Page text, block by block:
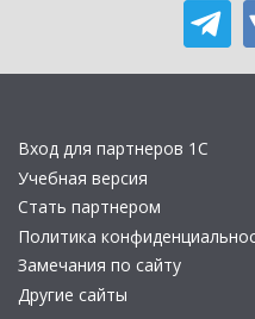
Вход для партнеров 1С
Учебная версия
Стать партнером
Политика
Замечания по сайту
Другие сайты